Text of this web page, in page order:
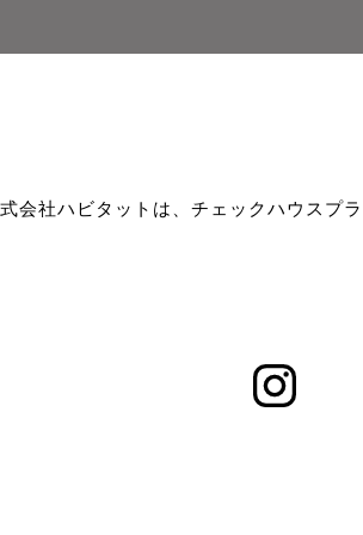
会社ハビタットは、チェックハウスプ